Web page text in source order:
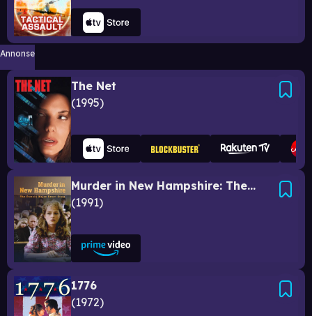
Annonse
The Net
1995
Murder in New Hampshire: The Pamela Wojas Smart Story
1991
1776
1972